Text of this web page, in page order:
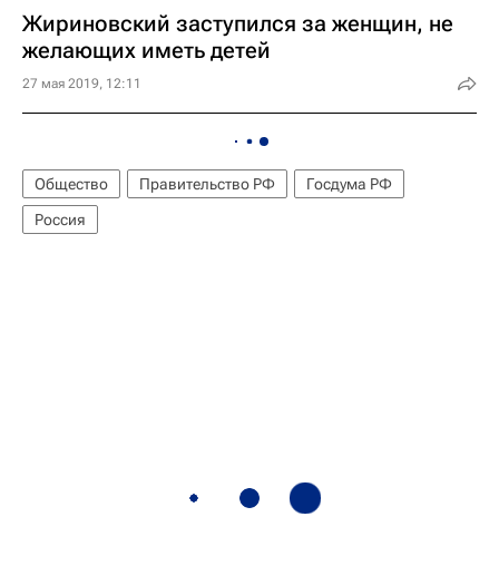
Жириновский заступился за женщин, не
желающих иметь детей
27 мая 2019, 12:11
Общество Правительство РФ
Госдума РФ
Россия